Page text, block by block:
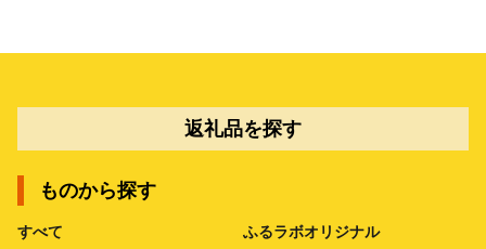
返礼品を探す
ものから探す
すべて ふるラボオリジナル